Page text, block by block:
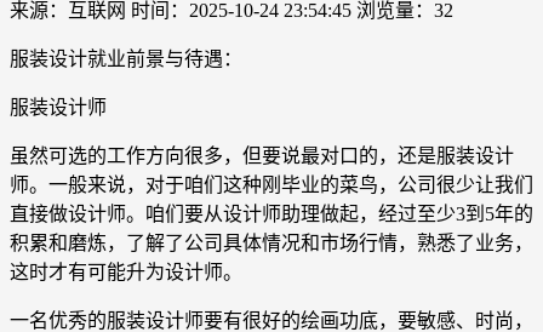
来源：互联网 时间：2025-10-24 23:54:45 浏览量：32
服装设计就业前景与待遇：
服装设计师
虽然可选的工作方向很多，但要说最对口的，还是服装设计
师。一般来说，对于咱们这种刚毕业的菜鸟，公司很少让我们
直接做设计师。咱们要从设计师助理做起，经过至少3到5年的
积累和磨炼，了解了公司具体情况和市场行情，熟悉了业务，
这时才有可能升为设计师。
一名优秀的服装设计师要有很好的绘画功底，要敏感、时尚，